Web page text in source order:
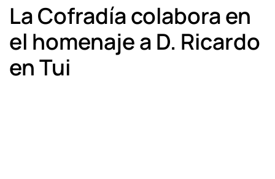
La Cofradía colabora en
el homenaje a D. Ricardo
en Tui